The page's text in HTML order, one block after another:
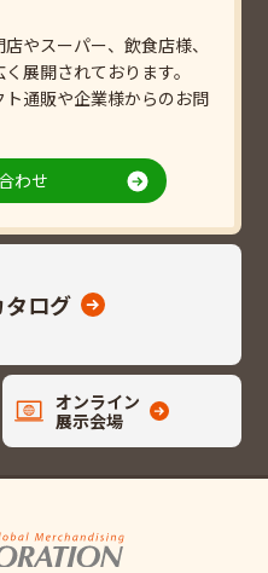
やスーパー、飲食店様、
展開されております。
通販や企業様からのお問
わせ
ログ
オンライン
展示会場